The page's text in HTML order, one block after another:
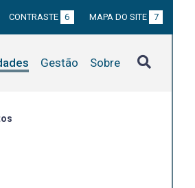
CONTRASTE 6 MAPA DO SITE 7
Gestão Sobre